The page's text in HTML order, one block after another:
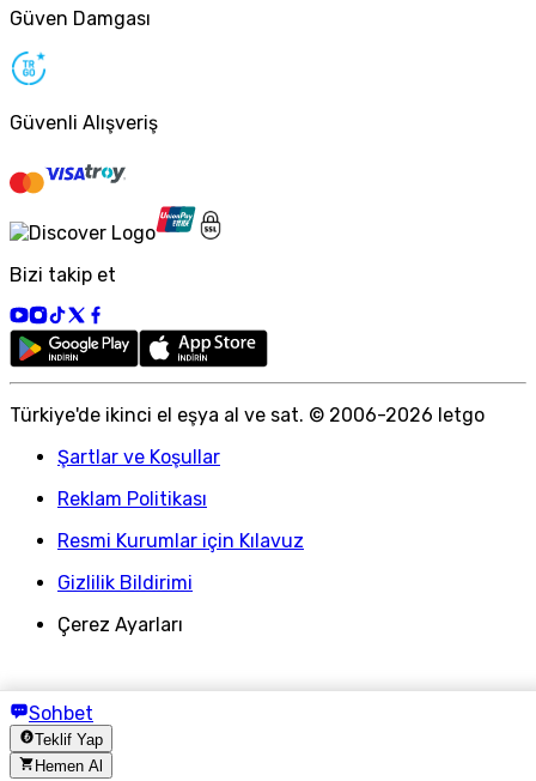
Sohbet
Teklif Yap
Hemen Al
Güven Damgası
Güvenli Alışveriş
Bizi takip et
Türkiye'de ikinci el eşya al ve sat. © 2006-2026 letgo
Şartlar ve Koşullar
Reklam Politikası
Resmi Kurumlar için Kılavuz
Gizlilik Bildirimi
Çerez Ayarları